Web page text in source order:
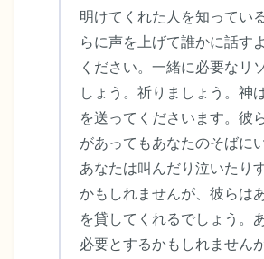
明けてくれた人を知ってい
らに声を上げて誰かに話す
ください。一緒に必要なリ
しょう。祈りましょう。神
を送ってくださいます。彼
があってもあなたのそばに
あなたは叫んだり泣いたり
かもしれませんが、彼らは
を貸してくれるでしょう。
必要とするかもしれません